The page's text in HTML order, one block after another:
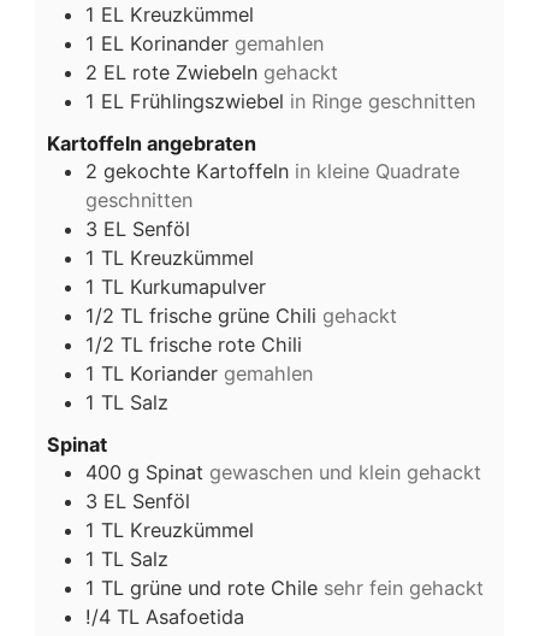
1 EL Kreuzkümmel
1 EL Korinander gemahlen
2 EL rote Zwiebeln gehackt
1 EL Frühlingszwiebel in Ringe geschnitten
Kartoffeln angebraten
2 gekochte Kartoffeln in kleine Quadrate
geschnitten
3 EL Senföl
1 TL Kreuzkümmel
1 TL Kurkumapulver
1/2 TL frische grüne Chili gehackt
1/2 TL frische rote Chili
1 TL Koriander gemahlen
1 TL Salz
Spinat
400 g Spinat gewaschen und klein gehackt
3 EL Senföl
1 TL Kreuzkümmel
1 TL Salz
1 TL grüne und rote Chile sehr fein gehackt
!/4 TL Asafoetida